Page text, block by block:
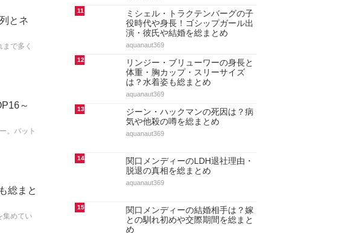
とネ
で多く
～
。バット
総まと
集めてい
11
ミシェル・トラクテンバーグの子
役時代や身長！ゴシップガール出
演・彼氏や結婚を総まとめ
aquanaut369
12
リンジー・ブリューワーの身長と
体重・胸カップ・スリーサイズ
は？水着姿も総まとめ
aquanaut369
13
ジーン・ハックマンの死因は？病
気や他殺の噂を総まとめ
aquanaut369
14
関口メンディーのLDH退社理由・
脱退の真相を総まとめ
aquanaut369
15
関口メンディーの結婚相手は？嫁
との馴れ初めや交際期間を総まと
め